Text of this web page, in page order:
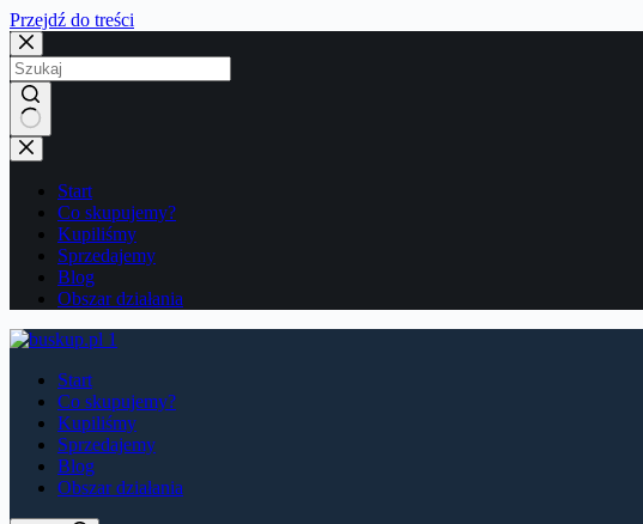
Przejdź do treści
Brak
wyników
Start
Co skupujemy?
Kupiliśmy
Sprzedajemy
Blog
Obszar działania
Start
Co skupujemy?
Kupiliśmy
Sprzedajemy
Blog
Obszar działania